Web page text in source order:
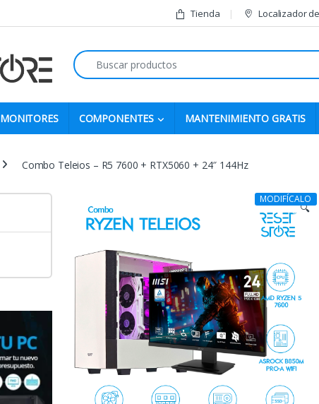
Tienda Localizador
Search for:
MONITORES COMPONENTES MANTENIMIENTO GRATIS
Combo Teleios – R5 7600 + RTX5060 + 24″ 144Hz
🔍
MODIFÍCALO